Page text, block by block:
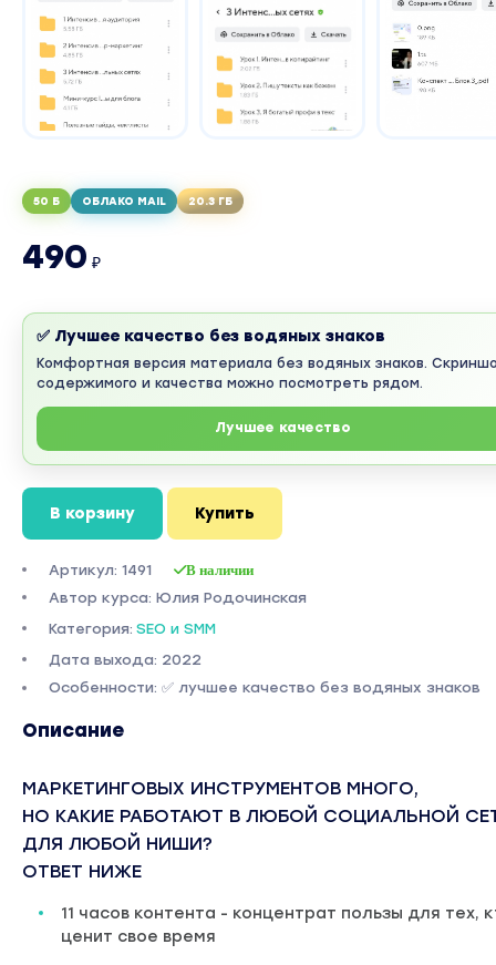
50 Б ОБЛАКО MAIL 20.3 ГБ
490 ₽
✅ Лучшее качество без водяных знаков
Комфортная версия материала без водяных знаков.
содержимого и качества можно посмотреть рядом.
Лучшее качество
В корзину Купить
Артикул: 1491 В наличии
Автор курса: Юлия Родочинская
Категория: SEO и SMM
Дата выхода: 2022
Особенности: ✅ лучшее качество без водяных знаков
Описание
МАРКЕТИНГОВЫХ ИНСТРУМЕНТОВ МНОГО,
НО КАКИЕ РАБОТАЮТ В ЛЮБОЙ СОЦИАЛЬНОЙ
ДЛЯ ЛЮБОЙ НИШИ?
ОТВЕТ НИЖЕ
11 часов контента - концентрат пользы для тех,
ценит свое время